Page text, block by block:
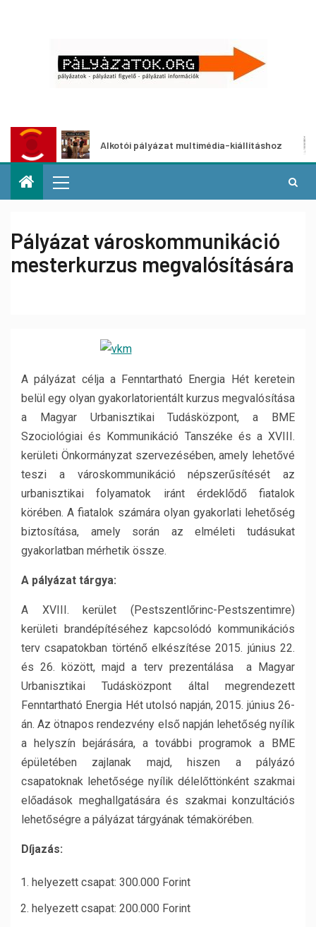
Alkotói pályázat multimédia-kiállításhoz
Pályázat városkommunikáció
mesterkurzus megvalósítására
A pályázat célja a Fenntartható Energia Hét keretein
belül egy olyan gyakorlatorientált kurzus megvalósítása
a Magyar Urbanisztikai Tudásközpont, a BME
Szociológiai és Kommunikáció Tanszéke és a XVIII.
kerületi Önkormányzat szervezésében, amely lehetővé
teszi a városkommunikáció népszerűsítését az
urbanisztikai folyamatok iránt érdeklődő fiatalok
körében. A fiatalok számára olyan gyakorlati lehetőség
biztosítása, amely során az elméleti tudásukat
gyakorlatban mérhetik össze.
A pályázat tárgya:
A XVIII. kerület (Pestszentlőrinc-Pestszentimre)
kerületi brandépítéséhez kapcsolódó kommunikációs
terv csapatokban történő elkészítése 2015. június 22.
és 26. között, majd a terv prezentálása a Magyar
Urbanisztikai Tudásközpont által megrendezett
Fenntartható Energia Hét utolsó napján, 2015. június 26-
án. Az ötnapos rendezvény első napján lehetőség nyílik
a helyszín bejárására, a további programok a BME
épületében zajlanak majd, hiszen a pályázó
csapatoknak lehetősége nyílik délelőttönként szakmai
előadások meghallgatására és szakmai konzultációs
lehetőségre a pályázat tárgyának témakörében.
Díjazás:
helyezett csapat: 300.000 Forint
helyezett csapat: 200.000 Forint